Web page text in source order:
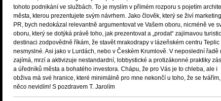
tohoto podnikání ve službách. To je myslím v přímém rozporu s pojetím
města, kterou prezentujete svým návrhem. Jako člověk, který se živí
PR, bych nedokázal relevantně argumentovat ve Vašem oboru, nicméně ve
oboru, který se dotýká právě toho, jak prezentovat a „prodat“ zajímavou
destinaci zodpovědně říkám, že stavět mrakodrapy v lázeňském centru Teplic
nesmyslné. Asi jako v Lurdách, nebo v Českém Krumlově. V neposlední řadě
zajímá, mrzí a aktivizuje nestandardní, lobbystické a protizákonné praktiky
a úředníků města a bohatého investora. Chápu, že pro Vás je to chleba, ale i
obživa má své hranice, které minimálně pro mne nekončí u toho, že se
něco nevidím! S pozdravem T. Jarolím